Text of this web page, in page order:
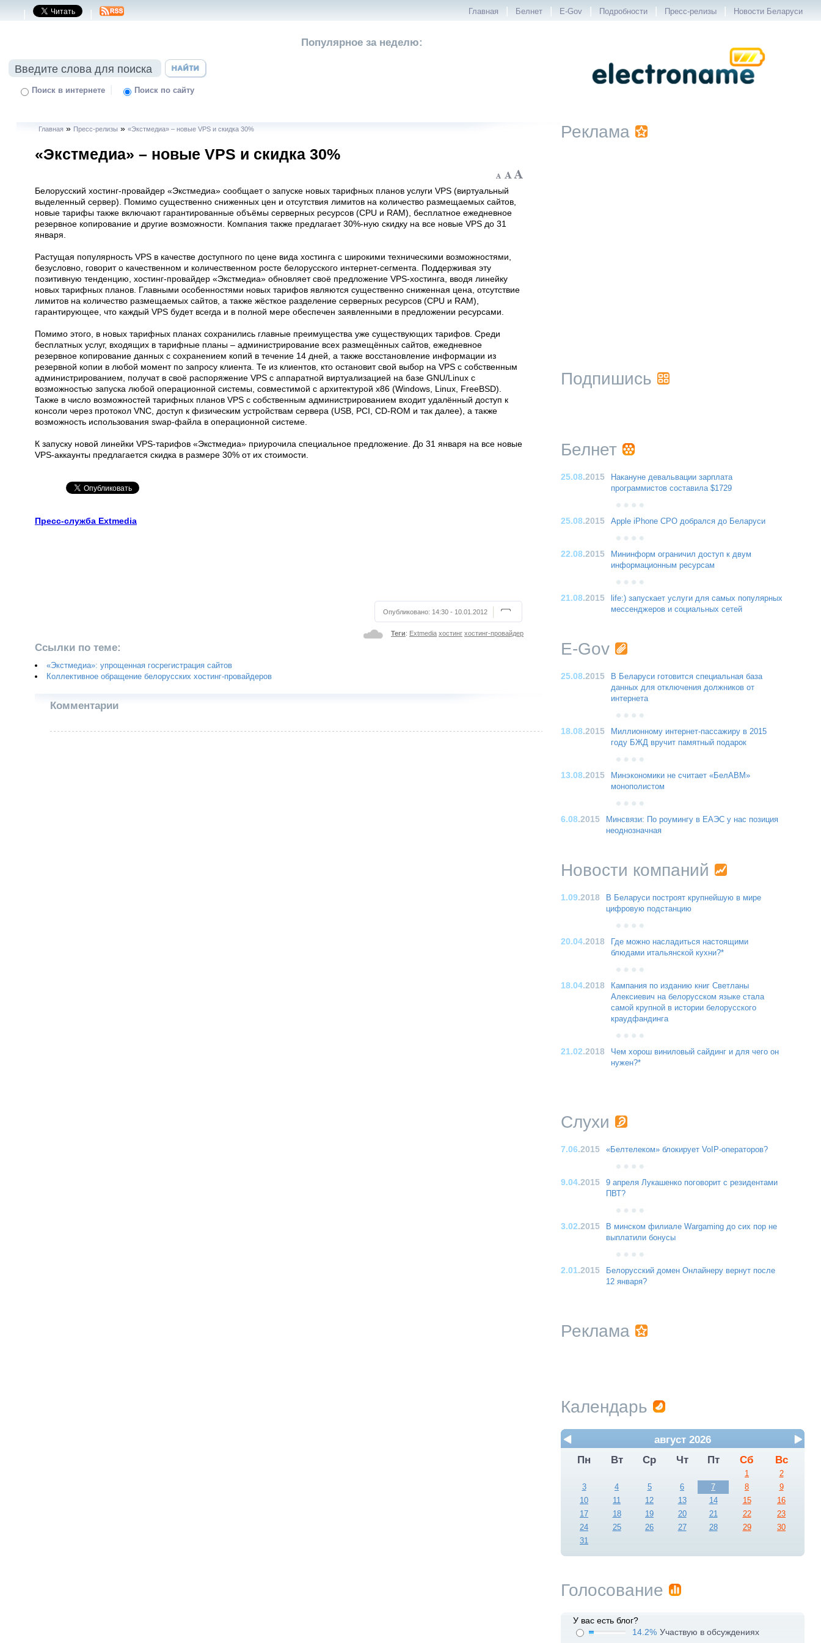
| | Главная | Белнет | E-Gov | Подробности | Пресс-релизы | Новости Беларуси
Поиск в интернете | Поиск по сайту
Популярное за неделю:
Главная » Пресс-релизы » «Экстмедиа» – новые VPS и скидка 30%
«Экстмедиа» – новые VPS и скидка 30%
Белорусский хостинг-провайдер «Экстмедиа» сообщает о запуске новых тарифных планов услуги VPS (виртуальный
выделенный сервер). Помимо существенно сниженных цен и отсутствия лимитов на количество размещаемых сайтов,
новые тарифы также включают гарантированные объёмы серверных ресурсов (CPU и RAM), бесплатное ежедневное
резервное копирование и другие возможности. Компания также предлагает 30%-ную скидку на все новые VPS до 31
января.
Растущая популярность VPS в качестве доступного по цене вида хостинга с широкими техническими возможностями,
безусловно, говорит о качественном и количественном росте белорусского интернет-сегмента. Поддерживая эту
позитивную тенденцию, хостинг-провайдер «Экстмедиа» обновляет cвоё предложение VPS-хостинга, вводя линейку
новых тарифных планов. Главными особенностями новых тарифов являются существенно сниженная цена, отсутствие
лимитов на количество размещаемых сайтов, а также жёсткое разделение серверных ресурсов (CPU и RAM),
гарантирующее, что каждый VPS будет всегда и в полной мере обеспечен заявленными в предложении ресурсами.
Помимо этого, в новых тарифных планах сохранились главные преимущества уже существующих тарифов. Среди
бесплатных услуг, входящих в тарифные планы – администрирование всех размещённых сайтов, ежедневное
резервное копирование данных с сохранением копий в течение 14 дней, а также восстановление информации из
резервной копии в любой момент по запросу клиента. Те из клиентов, кто остановит свой выбор на VPS с собственным
администрированием, получат в своё распоряжение VPS c аппаратной виртуализацией на базе GNU/Linux с
возможностью запуска любой операционной системы, совместимой с архитектурой x86 (Windows, Linux, FreeBSD).
Также в число возможностей тарифных планов VPS с собственным администрированием входит удалённый доступ к
консоли через протокол VNC, доступ к физическим устройствам сервера (USB, PCI, CD-ROM и так далее), а также
возможность использования swap-файла в операционной системе.
К запуску новой линейки VPS-тарифов «Экстмедиа» приурочила специальное предложение. До 31 января на все новые
VPS-аккаунты предлагается скидка в размере 30% от их стоимости.
Пресс-служба Extmedia
Опубликовано: 14:30 - 10.01.2012
Теги: Extmedia хостинг хостинг-провайдер
Ссылки по теме:
«Экстмедиа»: упрощенная госрегистрация сайтов
Коллективное обращение белорусских хостинг-провайдеров
Комментарии
Реклама
Подпишись
Белнет
25.08.2015
Накануне девальвации зарплата
программистов составила $1729
25.08.2015 Apple iPhone CPO добрался до Беларуси
22.08.2015
Мининформ ограничил доступ к двум
информационным ресурсам
21.08.2015
life:) запускает услуги для самых популярных
мессенджеров и социальных сетей
E-Gov
25.08.2015
В Беларуси готовится специальная база
данных для отключения должников от
интернета
18.08.2015
Миллионному интернет-пассажиру в 2015
году БЖД вручит памятный подарок
13.08.2015
Минэкономики не считает «БелАВМ»
монополистом
6.08.2015
Минсвязи: По роумингу в ЕАЭС у нас позиция
неоднозначная
Новости компаний
1.09.2018
В Беларуси построят крупнейшую в мире
цифровую подстанцию
20.04.2018
Где можно насладиться настоящими
блюдами итальянской кухни?*
18.04.2018
Кампания по изданию книг Светланы
Алексиевич на белорусском языке стала
самой крупной в истории белорусского
краудфандинга
21.02.2018
Чем хорош виниловый сайдинг и для чего он
нужен?*
Слухи
7.06.2015 «Белтелеком» блокирует VoIP-операторов?
9.04.2015
9 апреля Лукашенко поговорит с резидентами
ПВТ?
3.02.2015
В минском филиале Wargaming до сих пор не
выплатили бонусы
2.01.2015
Белорусский домен Онлайнеру вернут после
12 января?
Реклама
Календарь
август 2026
Пн
Вт Ср Чт Пт Сб Вс
1
2
3
4 5 6 7 8
9
10
11 12 13 14 15
16
17
18 19 20 21 22
23
24
25 26 27 28 29
30
31
Голосование
У вас есть блог?
14.2% Участвую в обсуждениях